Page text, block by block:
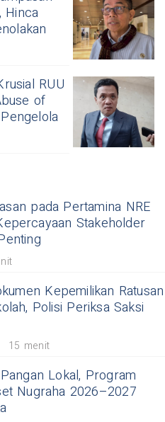
Hinca
RUU
of
pada Pertamina NRE
Stakeholder
Kepemilikan Ratusan
Polisi Periksa Saksi
15 menit
Lokal, Program
Nugraha 2026–2027